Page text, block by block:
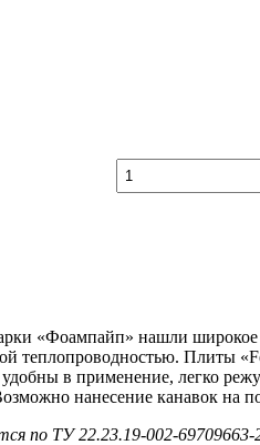
Количество
товара
«Фоампайп» нашли
теплопроводностью. Плиты
в применение, легко
нанесение канавок на
по ТУ 22.23.19-002-69709663-